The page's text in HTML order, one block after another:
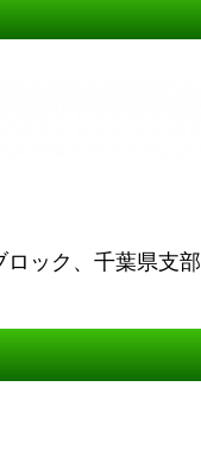
ロック、千葉県支部